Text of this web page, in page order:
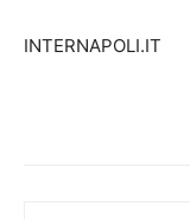
INTERNAPOLI.IT